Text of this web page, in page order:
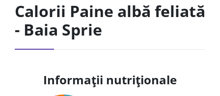
Calorii Paine albă feliată
- Baia Sprie
Informații nutriționale